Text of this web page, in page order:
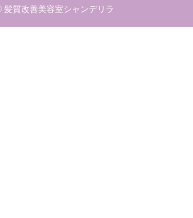
質改善美容室シャンデリラ